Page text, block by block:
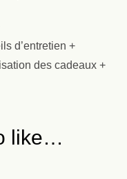
d’entretien +
des cadeaux +
like…